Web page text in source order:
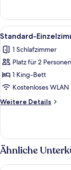
1 King-
Bett
und
Alle
Fotos
für
Standard-
Einzelzimmer,
barrierefrei
anzeigen
9
Standard-
1 Schlafzimmer
Platz für 2 Personen
1 King-Bett
Kostenloses WLAN
Weitere Details
Weitere
Einzelzimmer,
barrierefrei
Ähnliche